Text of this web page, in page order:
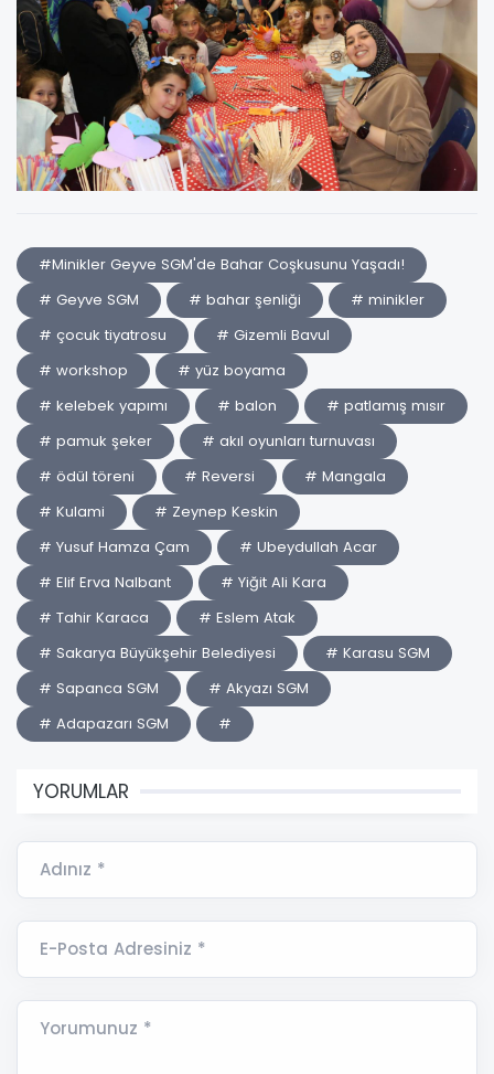
#Minikler Geyve SGM'de Bahar Coşkusunu Yaşadı!
# Geyve SGM
# bahar şenliği
# minikler
# çocuk tiyatrosu
# Gizemli Bavul
# workshop
# yüz boyama
# kelebek yapımı
# balon
# patlamış mısır
# pamuk şeker
# akıl oyunları turnuvası
# ödül töreni
# Reversi
# Mangala
# Kulami
# Zeynep Keskin
# Yusuf Hamza Çam
# Ubeydullah Acar
# Elif Erva Nalbant
# Yiğit Ali Kara
# Tahir Karaca
# Eslem Atak
# Sakarya Büyükşehir Belediyesi
# Karasu SGM
# Sapanca SGM
# Akyazı SGM
# Adapazarı SGM
#
YORUMLAR
Adınız *
E-Posta Adresiniz *
Yorumunuz *